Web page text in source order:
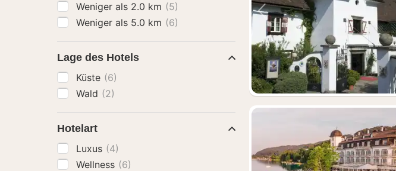
Vorheriges Bild
Weniger als 2.0 km (5)
Weniger als 5.0 km (6)
Lage des Hotels
Küste (6)
Wald (2)
Hotelart
Luxus (4)
Wellness (6)